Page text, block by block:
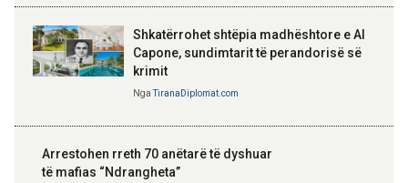
Shkatërrohet shtëpia madhështore e Al
Capone, sundimtarit të perandorisë së
krimit
NgaTiranaDiplomat.com
Arrestohen rreth 70 anëtarë të dyshuar
të mafias “Ndrangheta”